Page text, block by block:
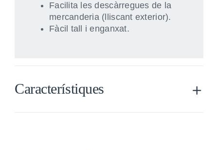
Facilita les descàrregues de la
mercanderia (lliscant exterior).
Fàcil tall i enganxat.
Característiques